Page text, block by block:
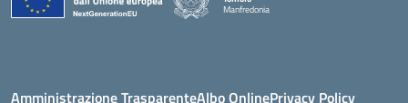
Manfredonia
Amministrazione TrasparenteAlbo OnlinePrivacy Policy